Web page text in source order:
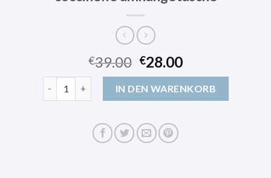
€39.00 €28.00
IN DEN WARENKORB